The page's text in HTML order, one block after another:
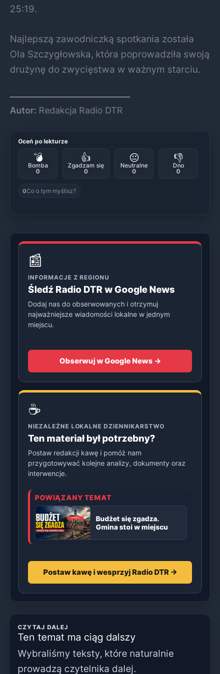
25:19.
Najlepszą zawodniczką spotkania została
Ola Szczygłowska, która poprowadziła swoją
drużynę do zwycięstwa w ważnym starciu.
Autor: Redakcja Radio DTR
Oceń po lekturze
💣
Bomba
0
👍
Zgadzam się
0
😐
Neutralne
0
👎
Dno
0
0Co o tym myślisz?
📰
INFORMACJE Z REGIONU
Śledź Radio DTR w Google News
Dodaj nas do obserwowanych i otrzymuj
najważniejsze wiadomości lokalne w jednym
miejscu.
Obserwuj w Google News →
☕
NIEZALEŻNE LOKALNE DZIENNIKARSTWO
Ten materiał był potrzebny?
Postaw redakcji kawę i pomóż nam
przygotowywać kolejne analizy, dokumenty oraz
interwencje.
POWIĄZANY TEMAT
Budżet się zgadza.
Gmina stoi w miejscu
Postaw kawę i wesprzyj Radio DTR →
CZYTAJ DALEJ
Ten temat ma ciąg dalszy
Wybraliśmy teksty, które naturalnie
prowadzą czytelnika dalej.